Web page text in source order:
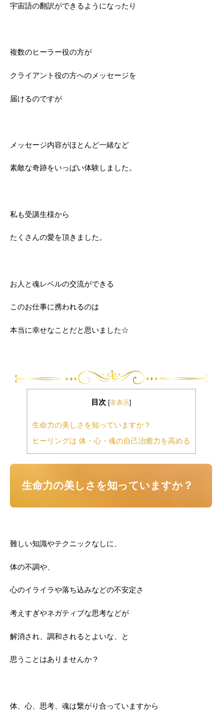
宇宙語の翻訳ができるようになったり
複数のヒーラー役の方が
クライアント役の方へのメッセージを
届けるのですが
メッセージ内容がほとんど一緒など
素敵な奇跡をいっぱい体験しました。
私も受講生様から
たくさんの愛を頂きました。
お人と魂レベルの交流ができる
このお仕事に携われるのは
本当に幸せなことだと思いました☆
目次 [非表示]
生命力の美しさを知っていますか？
ヒーリングは 体・心・魂の自己治癒力を高める
生命力の美しさを知っていますか？
難しい知識やテクニックなしに、
体の不調や、
心のイライラや落ち込みなどの不安定さ
考えすぎやネガティブな思考などが
解消され、調和されるとよいな、と
思うことはありませんか？
体、心、思考、魂は繋がり合っていますから